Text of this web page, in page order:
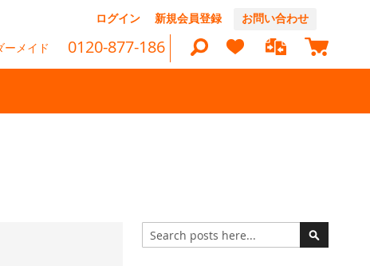
テ
ン
ツ
ログイン 新規会員登録 お問い合わせ
ーメイド 0120-877-186 マイカ
検
索